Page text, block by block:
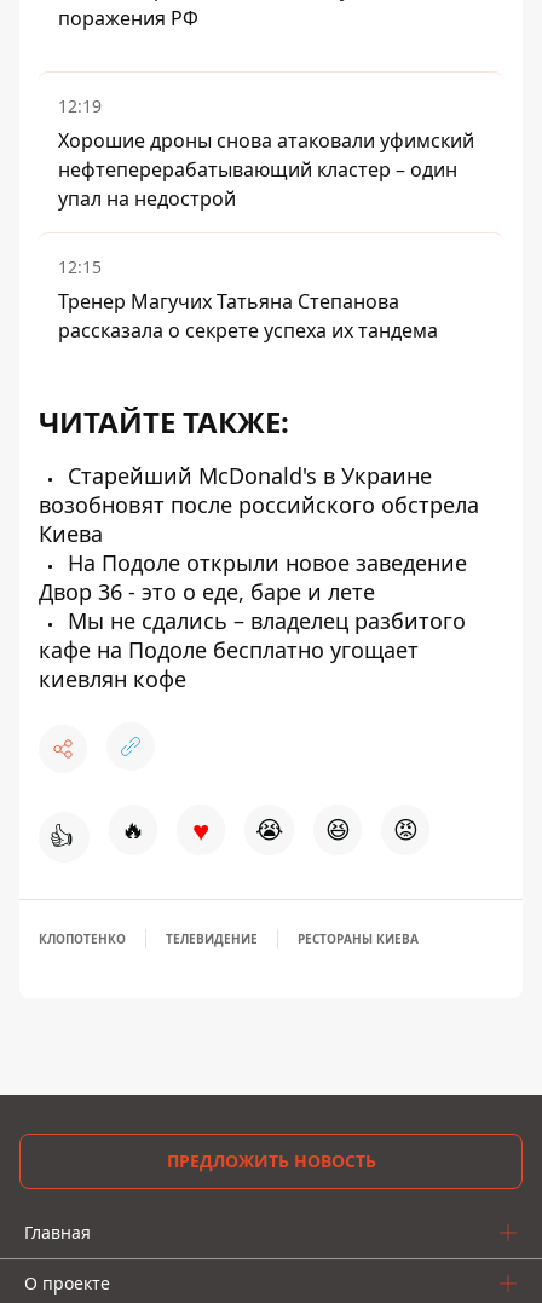
поражения РФ
12:19
Хорошие дроны снова атаковали уфимский
нефтеперерабатывающий кластер – один
упал на недострой
12:15
Тренер Магучих Татьяна Степанова
рассказала о секрете успеха их тандема
ЧИТАЙТЕ ТАКЖЕ:
Старейший McDonald's в Украине
возобновят после российского обстрела
Киева
На Подоле открыли новое заведение
Двор 36 - это о еде, баре и лете
Мы не сдались – владелец разбитого
кафе на Подоле бесплатно угощает
киевлян кофе
👍 🔥 ♥ 😭 😆 😡
КЛОПОТЕНКО ТЕЛЕВИДЕНИЕ РЕСТОРАНЫ КИЕВА
ПРЕДЛОЖИТЬ НОВОСТЬ
Главная
О проекте